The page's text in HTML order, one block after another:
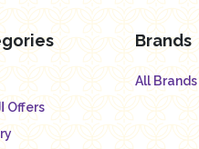
العروض Offers
Brands
All Brands